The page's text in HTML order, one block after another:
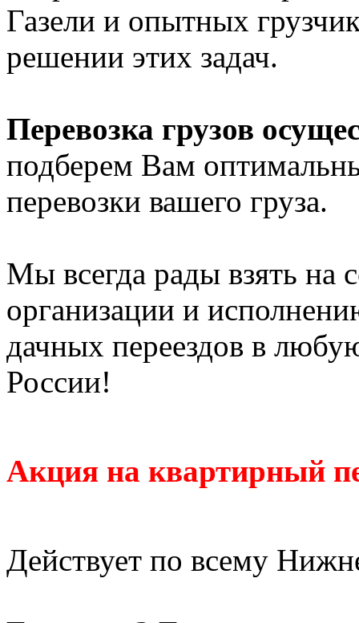
Газели и опытных
решении этих задач.
Перевозка грузов
подберем Вам
перевозки вашего груза.
Мы всегда рады взять на
организации и
дачных переездов в
России!
Акция на квартирный
Действует по всему